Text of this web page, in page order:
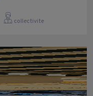
collectivite